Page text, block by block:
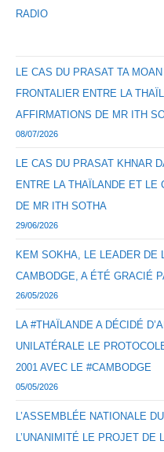
RADIO
LE CAS DU PRASAT TA
FRONTALIER ENTRE LA
AFFIRMATIONS DE MR ITH
08/07/2026
LE CAS DU PRASAT KHNAR
ENTRE LA THAÏLANDE ET LE
DE MR ITH SOTHA
29/06/2026
KEM SOKHA, LE LEADER DE
CAMBODGE, A ÉTÉ GRACIÉ
26/05/2026
LA #THAÏLANDE A DÉCIDÉ
UNILATÉRALE LE
2001 AVEC LE #CAMBODGE
05/05/2026
L’ASSEMBLÉE NATIONALE
L’UNANIMITÉ LE PROJET DE